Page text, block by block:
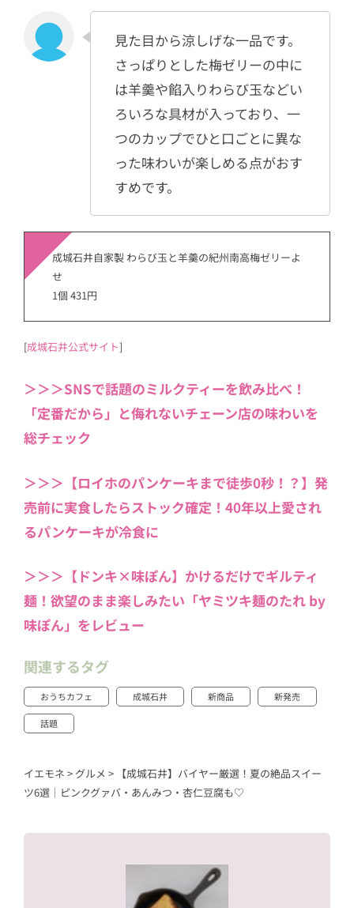
見た目から涼しげな一品です。
さっぱりとした梅ゼリーの中に
は羊羹や餡入りわらび玉などい
ろいろな具材が入っており、一
つのカップでひと口ごとに異な
った味わいが楽しめる点がおす
すめです。
成城石井自家製 わらび玉と羊羹の紀州南高梅ゼリーよ
せ
1個 431円
[成城石井公式サイト]
＞＞＞SNSで話題のミルクティーを飲み比べ！
「定番だから」と侮れないチェーン店の味わいを
総チェック
＞＞＞【ロイホのパンケーキまで徒歩0秒！？】発
売前に実食したらストック確定！40年以上愛され
るパンケーキが冷食に
＞＞＞【ドンキ×味ぽん】かけるだけでギルティ
麺！欲望のまま楽しみたい「ヤミツキ麺のたれ by
味ぽん」をレビュー
関連するタグ
おうちカフェ 成城石井 新商品 新発売
話題
イエモネ > グルメ > 【成城石井】バイヤー厳選！夏の絶品スイー
ツ6選｜ピンクグァバ・あんみつ・杏仁豆腐も♡